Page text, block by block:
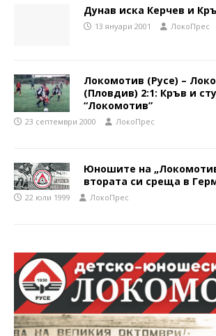
Дунав иска Керчев и
13 януари 2001 ЛокоПрес
Локомотив (Русе) –
(Пловдив) 2:1: Кръв и
“Локомотив”
23 септември 2000 ЛокоПрес
Юношите на
втората си среща в
22 юли 1999 ЛокоПрес